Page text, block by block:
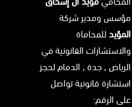
مؤسس ومدير شركة
المؤيد للمحاماة
والاستشارات القانونية في
الرياض , جدة , الدماملحجز
استشارة قانونية تواصل
على الرقم: